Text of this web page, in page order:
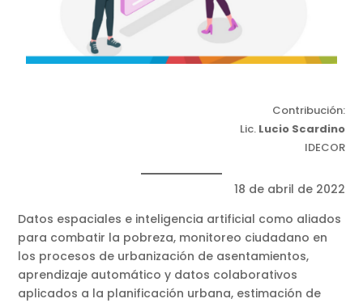
Contribución:
Lic. Lucio Scardino
IDECOR
18 de abril de 2022
Datos espaciales e inteligencia artificial como aliados
para combatir la pobreza, monitoreo ciudadano en
los procesos de urbanización de asentamientos,
aprendizaje automático y datos colaborativos
aplicados a la planificación urbana, estimación de